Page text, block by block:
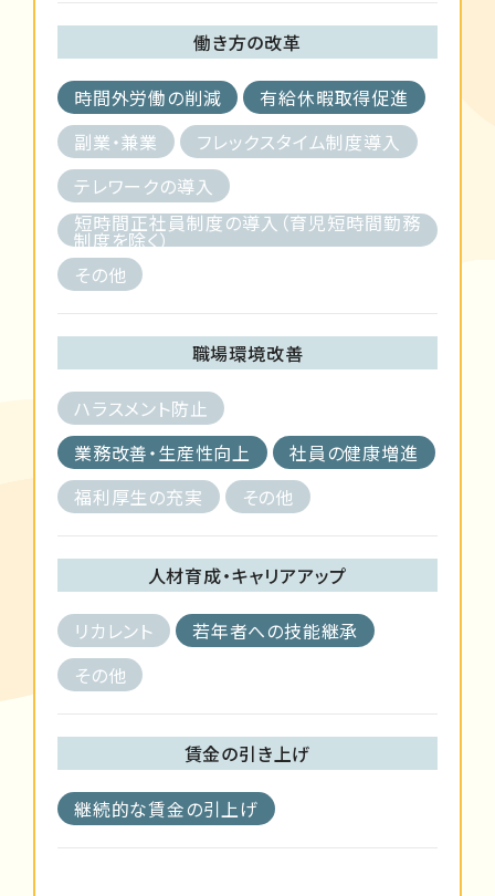
働き方の改革
時間外労働の削減
有給休暇取得促進
副業・兼業
フレックスタイム制度導入
テレワークの導入
短時間正社員制度の導入（育児短時間勤務
制度を除く）
その他
職場環境改善
ハラスメント防止
業務改善・生産性向上
社員の健康増進
福利厚生の充実
その他
人材育成・キャリアアップ
リカレント
若年者への技能継承
その他
賃金の引き上げ
継続的な賃金の引上げ